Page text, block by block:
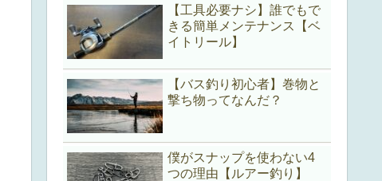
【工具必要ナシ】誰でもで
きる簡単メンテナンス【ベ
イトリール】
【バス釣り初心者】巻物と
撃ち物ってなんだ？
僕がスナップを使わない4
つの理由【ルアー釣り】